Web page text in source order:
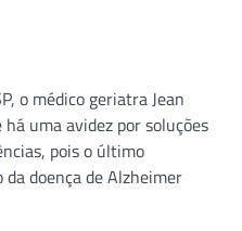
o médico geriatra Jean
uma avidez por soluções
pois o último
doença de Alzheimer